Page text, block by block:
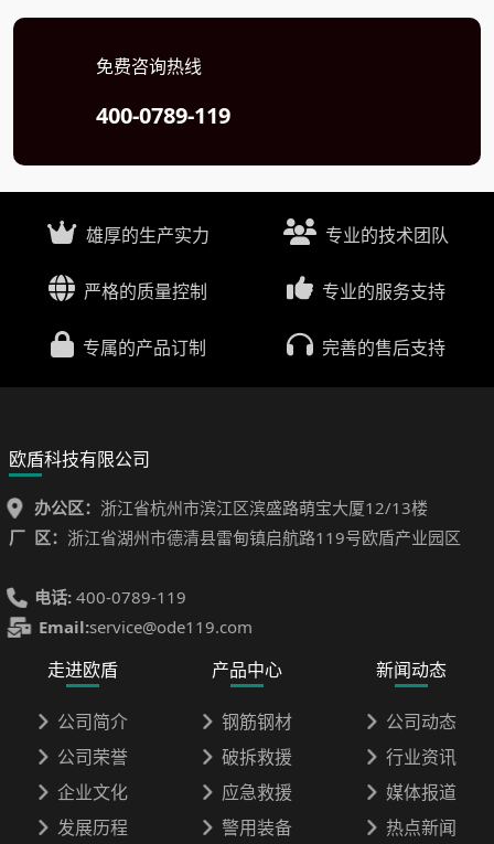
免费咨询热线
400-0789-119
雄厚的生产实力 专业的技术团队
严格的质量控制 专业的服务支持
专属的产品订制 完善的售后支持
欧盾科技有限公司
办公区： 浙江省杭州市滨江区滨盛路萌宝大厦12/13楼
厂 区： 浙江省湖州市德清县雷甸镇启航路119号欧盾产业园区
电话: 400-0789-119
Email:service@ode119.com
走进欧盾
公司简介
公司荣誉
企业文化
发展历程
产品中心
钢筋钢材
破拆救援
应急救援
警用装备
新闻动态
公司动态
行业资讯
媒体报道
热点新闻